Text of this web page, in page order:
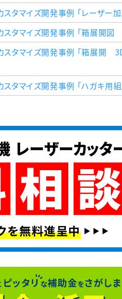
タマイズ開発事例 「レーザー
スタマイズ開発事例 「箱展開
スタマイズ開発事例 「箱展開 3D
タマイズ開発事例 「ハガキ用組